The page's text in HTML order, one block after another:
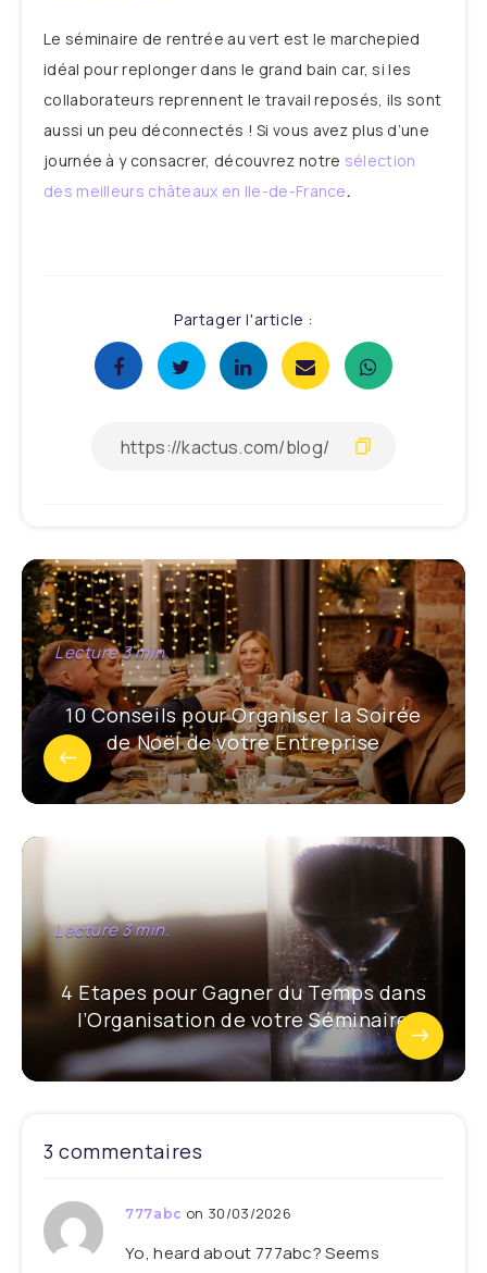
Le séminaire de rentrée au vert est le marchepied
idéal pour replonger dans le grand bain car, si les
collaborateurs reprennent le travail reposés, ils sont
aussi un peu déconnectés ! Si vous avez plus d’une
journée à y consacrer, découvrez notre sélection
des meilleurs châteaux en Ile-de-France.
Partager l'article :
10 Conseils pour Organiser la Soirée
de Noël de votre Entreprise
4 Etapes pour Gagner du Temps dans
l’Organisation de votre Séminaire
3 commentaires
777abc on 30/03/2026
Yo, heard about 777abc? Seems